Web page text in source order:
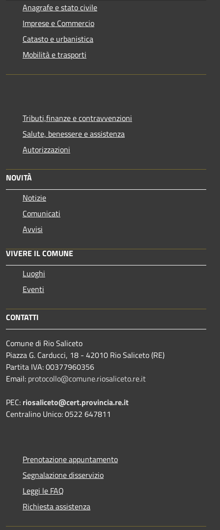
Anagrafe e stato civile
Imprese e Commercio
Catasto e urbanistica
Mobilità e trasporti
Tributi,finanze e contravvenzioni
Salute, benessere e assistenza
Autorizzazioni
NOVITÀ
Notizie
Comunicati
Avvisi
VIVERE IL COMUNE
Luoghi
Eventi
CONTATTI
Comune di Rio Saliceto
Piazza G. Carducci, 18 - 42010 Rio Saliceto (RE)
Partita IVA: 00377960356
Email: protocollo@comune.riosaliceto.re.it
PEC: riosaliceto@cert.provincia.re.it
Centralino Unico: 0522 647811
Prenotazione appuntamento
Segnalazione disservizio
Leggi le FAQ
Richiesta assistenza